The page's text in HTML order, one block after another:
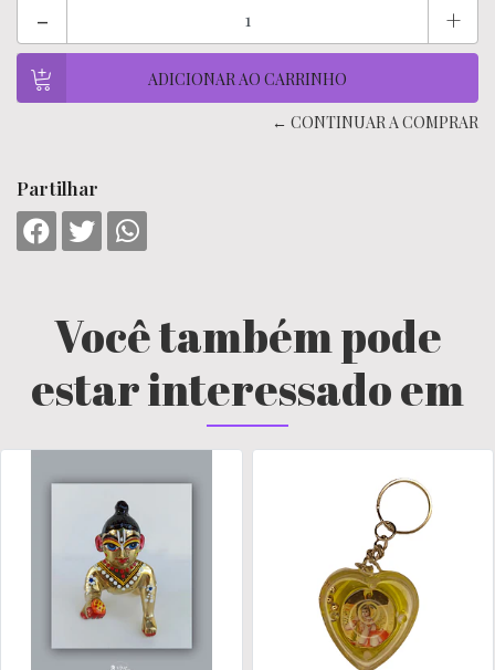
- +
← CONTINUAR A COMPRAR
Partilhar
Você também pode
estar interessado em